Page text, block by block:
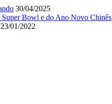
30/04/2025
Super Bowl e do Ano Novo Chinês
23/01/2022